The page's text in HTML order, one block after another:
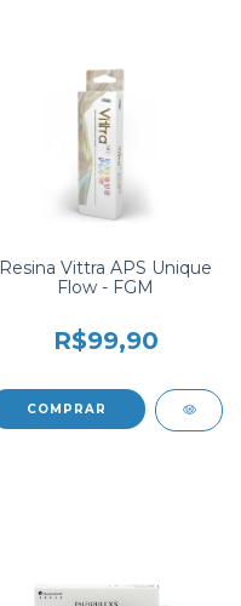
Resina Vittra APS Unique
Flow - FGM
R$99,90